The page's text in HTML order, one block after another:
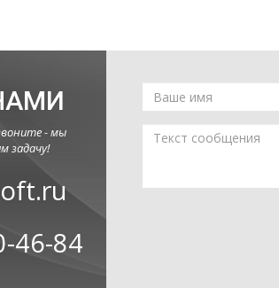
- мы
задачу!
46-84